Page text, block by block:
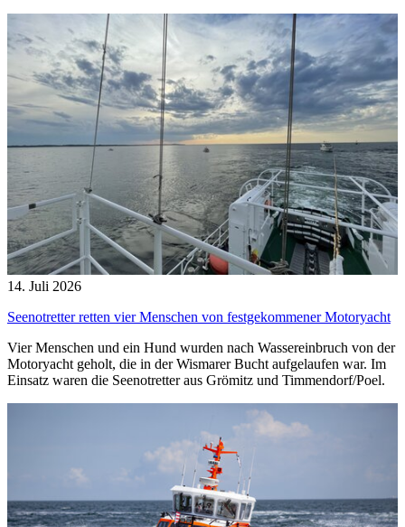
14. Juli 2026
Seenotretter retten vier Menschen von festgekommener Motoryacht
Vier Menschen und ein Hund wurden nach Wassereinbruch von der
Motoryacht geholt, die in der Wismarer Bucht aufgelaufen war. Im
Einsatz waren die Seenotretter aus Grömitz und Timmendorf/Poel.